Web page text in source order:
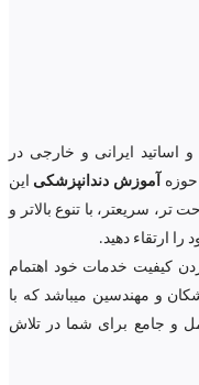
اساتید ایرانی و خارجی در
حوزه آموزش دندانپزشکی این
تر، سریعتر، با تنوع بالاتر و
ارتقاء دهید.
به بالا بردن کیفیت خدمات خود اهتمام
و مهندسین میباشد که با
و جامع برای شما در تلاش